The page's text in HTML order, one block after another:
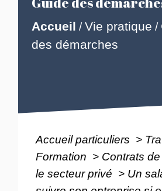
Accueil /Vie pratique /
des démarches
Accueil particuliers >
Formation > Contrats
le secteur privé > Un